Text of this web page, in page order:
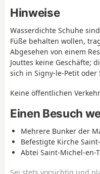
Hinweise
Wasserdichte Schuhe
Füße behalten wollen,
Abgesehen von einem
Jouttes keine Geschäfte;
sich in Signy-le-Petit oder
Keine öffentlichen
Einen Besuch
Mehrere Bunker der
Befestigte Kirche
Abtei Saint-Michel-en-